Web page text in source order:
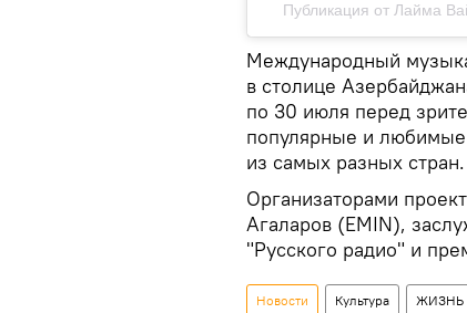
Публикация от Лайма
Международный
в столице
по 30 июля перед
популярные и
из самых разных стран.
Организаторами
Агаларов (EMIN),
"Русского радио" и
Новости Культура ЖИЗНЬ